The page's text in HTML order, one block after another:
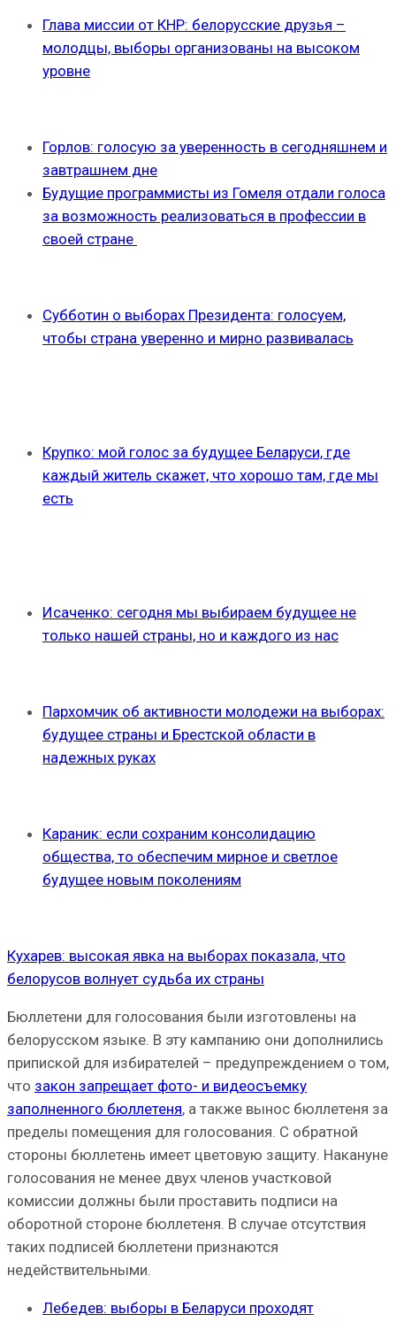
Глава миссии от КНР: белорусские друзья –
молодцы, выборы организованы на высоком
уровне
Горлов: голосую за уверенность в сегодняшнем и
завтрашнем дне
Будущие программисты из Гомеля отдали голоса
за возможность реализоваться в профессии в
своей стране
Субботин о выборах Президента: голосуем,
чтобы страна уверенно и мирно развивалась
Крупко: мой голос за будущее Беларуси, где
каждый житель скажет, что хорошо там, где мы
есть
Исаченко: сегодня мы выбираем будущее не
только нашей страны, но и каждого из нас
Пархомчик об активности молодежи на выборах:
будущее страны и Брестской области в
надежных руках
Караник: если сохраним консолидацию
общества, то обеспечим мирное и светлое
будущее новым поколениям
Кухарев: высокая явка на выборах показала, что
белорусов волнует судьба их страны
Бюллетени для голосования были изготовлены на
белорусском языке. В эту кампанию они дополнились
припиской для избирателей – предупреждением о том,
что закон запрещает фото- и видеосъемку
заполненного бюллетеня, а также вынос бюллетеня за
пределы помещения для голосования. С обратной
стороны бюллетень имеет цветовую защиту. Накануне
голосования не менее двух членов участковой
комиссии должны были проставить подписи на
оборотной стороне бюллетеня. В случае отсутствия
таких подписей бюллетени признаются
недействительными.
Лебедев: выборы в Беларуси проходят